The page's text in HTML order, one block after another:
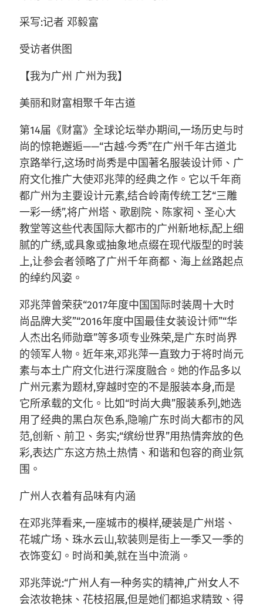
采写:记者 邓毅富
受访者供图
【我为广州 广州为我】
美丽和财富相聚千年古道
第14届《财富》全球论坛举办期间,一场历史与时
尚的惊艳邂逅——“古越·今秀”在广州千年古道北
京路举行,这场时尚秀是中国著名服装设计师、广
府文化推广大使邓兆萍的经典之作。它以千年商
都广州为主要设计元素,结合岭南传统工艺“三雕
一彩一绣”,将广州塔、歌剧院、陈家祠、圣心大
教堂等这些代表国际大都市的广州新地标,配上细
腻的广绣,或具象或抽象地点缀在现代版型的时装
上,让参会者领略了广州千年商都、海上丝路起点
的绰约风姿。
邓兆萍曾荣获“2017年度中国国际时装周十大时
尚品牌大奖”“2016年度中国最佳女装设计师”“华
人杰出名师勋章”等多项专业殊荣,是广东时尚界
的领军人物。近年来,邓兆萍一直致力于将时尚元
素与本土广府文化进行深度融合。她的作品多以
广州元素为题材,穿越时空的不是服装本身,而是
它所承载的文化。比如“时尚大典”服装系列,她选
用了经典的黑白灰色系,隐喻广东时尚大都市的风
范,创新、前卫、务实;“缤纷世界”用热情奔放的色
彩,表达广东这方热土热情、和谐和包容的商业氛
围。
广州人衣着有品味有内涵
在邓兆萍看来,一座城市的模样,硬装是广州塔、
花城广场、珠水云山,软装则是街上一季又一季的
衣饰变幻。时尚和美,就在当中流淌。
邓兆萍说:“广州人有一种务实的精神,广州女人不
会浓妆艳抹、花枝招展,但是她们都追求精致、得